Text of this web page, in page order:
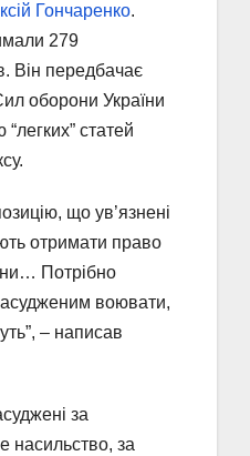
Гончаренко.
279
Він передбачає
оборони України
статей
що ув’язнені
отримати право
Потрібно
воювати,
– написав
за
насильство, за